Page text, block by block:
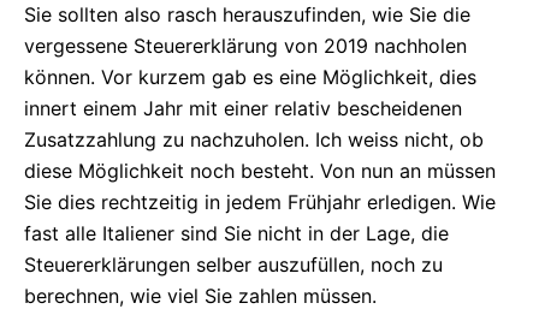
Sie sollten also rasch herauszufinden, wie Sie die
vergessene Steuererklärung von 2019 nachholen
können. Vor kurzem gab es eine Möglichkeit, dies
innert einem Jahr mit einer relativ bescheidenen
Zusatzzahlung zu nachzuholen. Ich weiss nicht, ob
diese Möglichkeit noch besteht. Von nun an müssen
Sie dies rechtzeitig in jedem Frühjahr erledigen. Wie
fast alle Italiener sind Sie nicht in der Lage, die
Steuererklärungen selber auszufüllen, noch zu
berechnen, wie viel Sie zahlen müssen.